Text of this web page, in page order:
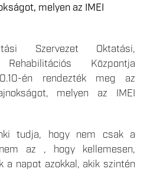
melyen az IMEI
Szervezet Oktatási,
Központja
én rendezték meg az
melyen az IMEI
tudja, hogy nem csak a
az , hogy kellemesen,
a napot azokkal, akik szintén